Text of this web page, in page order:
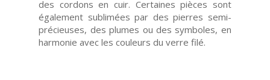
des cordons en cuir. Certaines pièces sont
également sublimées par des pierres semi-
précieuses, des plumes ou des symboles, en
harmonie avec les couleurs du verre filé.